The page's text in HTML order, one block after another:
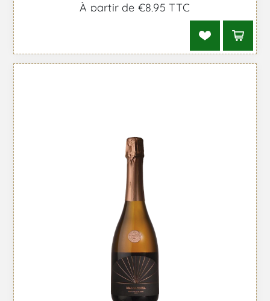
À partir de €8,95 TTC